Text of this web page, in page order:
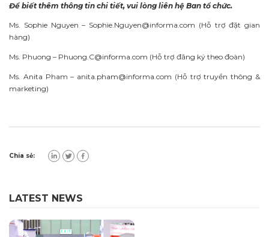
Để biết thêm thông tin chi tiết, vui lòng liên hệ Ban tổ chức.
Ms. Sophie Nguyen – Sophie.Nguyen@informa.com (Hỗ trợ đặt gian
hàng)
Ms. Phuong – Phuong.C@informa.com (Hỗ trợ đăng ký theo đoàn)
Ms. Anita Pham – anita.pham@informa.com (Hỗ trợ truyền thông &
marketing)
Chia sẻ:
LATEST NEWS